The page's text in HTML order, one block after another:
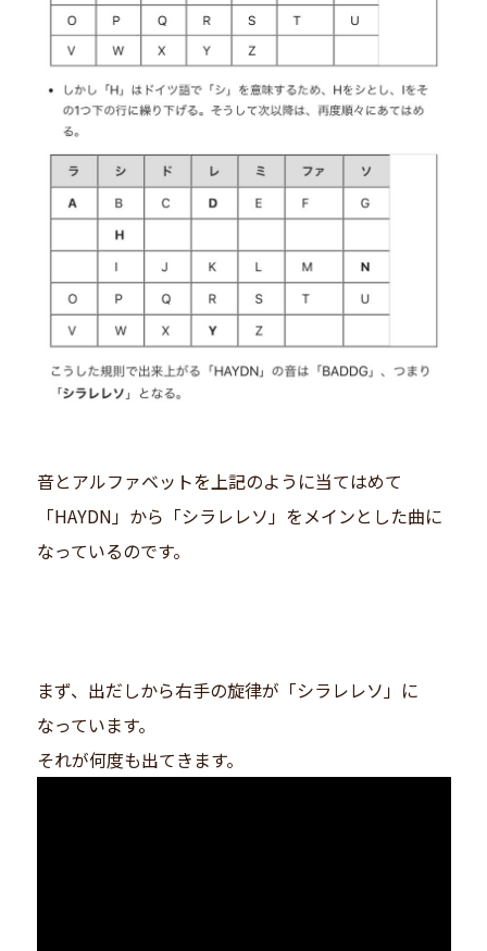
音とアルファベットを上記のように当てはめて
「HAYDN」から「シラレレソ」をメインとした曲に
なっているのです。
まず、出だしから右手の旋律が「シラレレソ」に
なっています。
それが何度も出てきます。